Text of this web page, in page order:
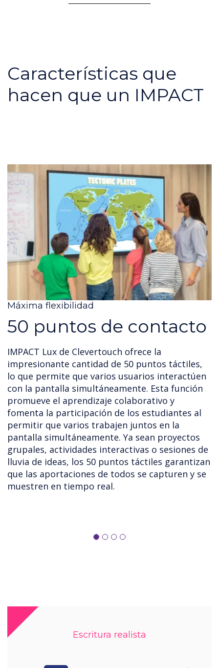
Características que
hacen que un IMPACT
Máxima flexibilidad
50 puntos de contacto
IMPACT Lux de Clevertouch ofrece la
impresionante cantidad de 50 puntos táctiles,
lo que permite que varios usuarios interactúen
con la pantalla simultáneamente. Esta función
promueve el aprendizaje colaborativo y
fomenta la participación de los estudiantes al
permitir que varios trabajen juntos en la
pantalla simultáneamente. Ya sean proyectos
grupales, actividades interactivas o sesiones de
lluvia de ideas, los 50 puntos táctiles garantizan
que las aportaciones de todos se capturen y se
muestren en tiempo real.
Escritura realista